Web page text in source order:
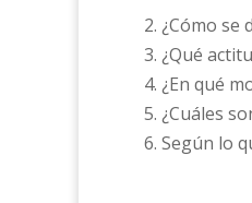
2. ¿Cómo
3. ¿Qué
4. ¿En qué
5. ¿Cuáles
6. Según lo